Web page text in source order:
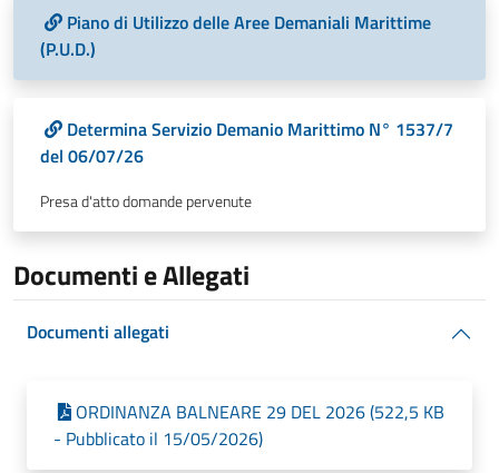
Piano di Utilizzo delle Aree Demaniali Marittime
(P.U.D.)
Determina Servizio Demanio Marittimo N° 1537/7
del 06/07/26
Presa d'atto domande pervenute
Documenti e Allegati
Documenti allegati
ORDINANZA BALNEARE 29 DEL 2026 (522,5 KB
- Pubblicato il 15/05/2026)